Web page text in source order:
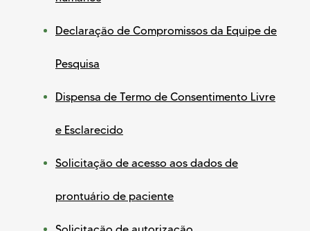
Declaração de Compromissos da Equipe de
Pesquisa
Dispensa de Termo de Consentimento Livre
e Esclarecido
Solicitação de acesso aos dados de
prontuário de paciente